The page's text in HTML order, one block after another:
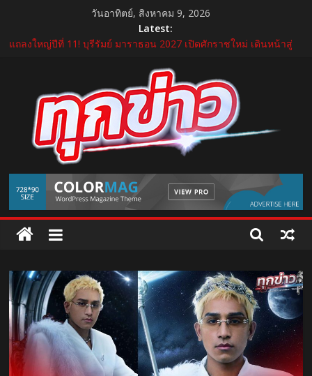
content
วันอาทิตย์, สิงหาคม 9, 2026
Latest:
“GDH” เปิดโผโปรเจกต์ใหม่ใน “GDH CIRCLES Feel Good โคจร
แถลงใหญ่ปีที่ 11! บุรีรัมย์ มาราธอน 2027 เปิดศักราชใหม่ เดินหน้าสู่
Marathon Destination แห่งเอเชีย
อ้วยอันโอสถ รับรางวัล “สุดยอด SME แห่งชาติ ครั้งที่ 18” ตอกย้ำธุรกิจ
สมุนไพรไทยที่เติบโตด้วยมาตรฐาน นวัตกรรม และความโปร่งใส
บีโอไอผนึกพันธมิตรจัด THECA 2026 เชื่อมห่วงโซ่อิเล็กทรอนิกส์ หนุน
ไทยสู่ฐานผลิตเทคโนโลยีขั้นสูง
กระทรวงคมนาคม เปิดนิทรรศการ “เกษมสุขทุกค่ำเช้า” เฉลิม
พระชนมพรรษา พระบาทสมเด็จพระเจ้าอยู่หัว 28 กรกฎาคม 2569
TukKhao
AllNews